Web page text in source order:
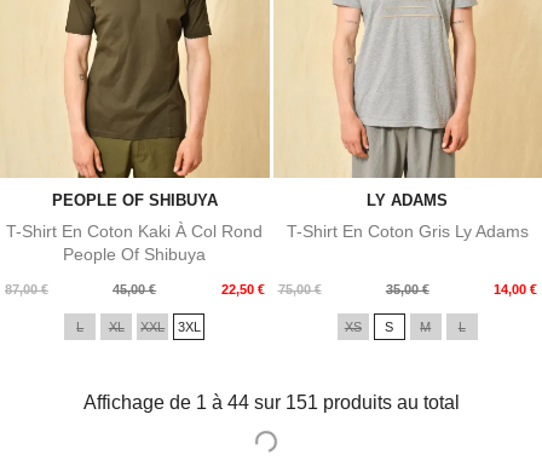
PEOPLE OF SHIBUYA
T-Shirt En Coton Kaki À Col Rond
People Of Shibuya
87,00 €
Prix
45,00 € 22,50 €
Prix
L XL XXL 3XL
LY ADAMS
T-Shirt En Coton Gris Ly Adams
75,00 €
Prix
35,00 € 14,00 €
Prix
XS S M L
Affichage de 1 à 44 sur 151 produits au total